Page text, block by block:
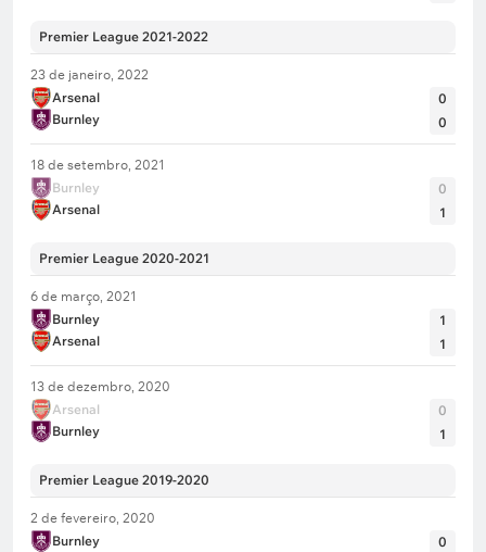
Premier League 2021-2022
23 de janeiro, 2022
Arsenal
Burnley
0
0
18 de setembro, 2021
Burnley
Arsenal
0
1
Premier League 2020-2021
6 de março, 2021
Burnley
Arsenal
1
1
13 de dezembro, 2020
Arsenal
Burnley
0
1
Premier League 2019-2020
2 de fevereiro, 2020
Burnley
0